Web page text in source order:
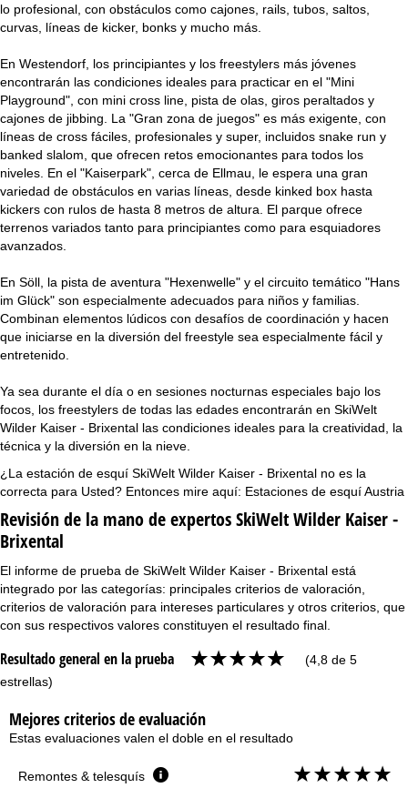
lo profesional, con obstáculos como cajones, rails, tubos, saltos,
curvas, líneas de kicker, bonks y mucho más.
En Westendorf, los principiantes y los freestylers más jóvenes
encontrarán las condiciones ideales para practicar en el "Mini
Playground", con mini cross line, pista de olas, giros peraltados y
cajones de jibbing. La "Gran zona de juegos" es más exigente, con
líneas de cross fáciles, profesionales y super, incluidos snake run y
banked slalom, que ofrecen retos emocionantes para todos los
niveles. En el "Kaiserpark", cerca de Ellmau, le espera una gran
variedad de obstáculos en varias líneas, desde kinked box hasta
kickers con rulos de hasta 8 metros de altura. El parque ofrece
terrenos variados tanto para principiantes como para esquiadores
avanzados.
En Söll, la pista de aventura "Hexenwelle" y el circuito temático "Hans
im Glück" son especialmente adecuados para niños y familias.
Combinan elementos lúdicos con desafíos de coordinación y hacen
que iniciarse en la diversión del freestyle sea especialmente fácil y
entretenido.
Ya sea durante el día o en sesiones nocturnas especiales bajo los
focos, los freestylers de todas las edades encontrarán en SkiWelt
Wilder Kaiser - Brixental las condiciones ideales para la creatividad, la
técnica y la diversión en la nieve.
¿La estación de esquí SkiWelt Wilder Kaiser - Brixental no es la
correcta para Usted? Entonces mire aquí: Estaciones de esquí Austria
Revisión de la mano de expertos SkiWelt Wilder Kaiser -
Brixental
El informe de prueba de SkiWelt Wilder Kaiser - Brixental está
integrado por las categorías: principales criterios de valoración,
criterios de valoración para intereses particulares y otros criterios, que
con sus respectivos valores constituyen el resultado final.
Resultado general en la prueba
(4,8 de 5
estrellas)
Mejores criterios de evaluación
Estas evaluaciones valen el doble en el resultado
Remontes & telesquís